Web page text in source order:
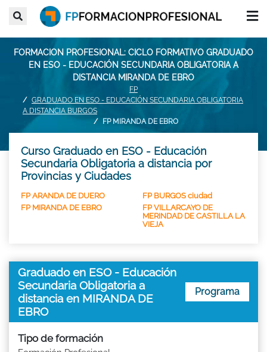
FORMACION PROFESIONAL: CICLO FORMATIVO GRADUADO
EN ESO - EDUCACIÓN SECUNDARIA OBLIGATORIA A
DISTANCIA MIRANDA DE EBRO
FP
GRADUADO EN ESO - EDUCACIÓN SECUNDARIA OBLIGATORIA
A DISTANCIA BURGOS
FP MIRANDA DE EBRO
Curso Graduado en ESO - Educación
Secundaria Obligatoria a distancia por
Provincias y Ciudades
FP ARANDA DE DUERO
FP BURGOS ciudad
FP MIRANDA DE EBRO
FP VILLARCAYO DE
MERINDAD DE CASTILLA LA
VIEJA
Graduado en ESO - Educación
Secundaria Obligatoria a
distancia en MIRANDA DE
EBRO
Programa
Tipo de formación